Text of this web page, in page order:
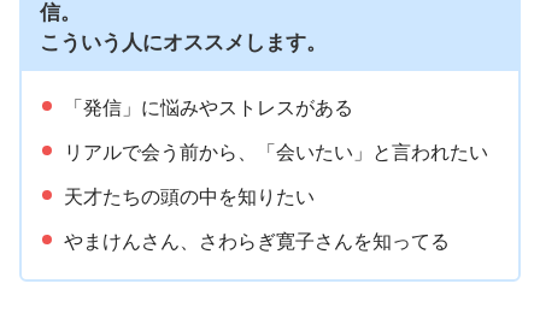
信。
こういう人にオススメします。
「発信」に悩みやストレスがある
リアルで会う前から、「会いたい」と言われたい
天才たちの頭の中を知りたい
やまけんさん、さわらぎ寛子さんを知ってる